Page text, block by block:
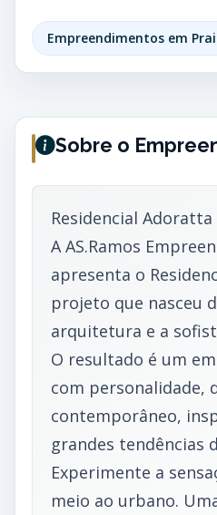
Empreendimentos em
Sobre o
Residencial Adoratta
A AS.Ramos
apresenta o
projeto que nasceu
arquitetura e a
O resultado é um
com personalidade,
contemporâneo,
grandes tendências
Experimente a
meio ao urbano.